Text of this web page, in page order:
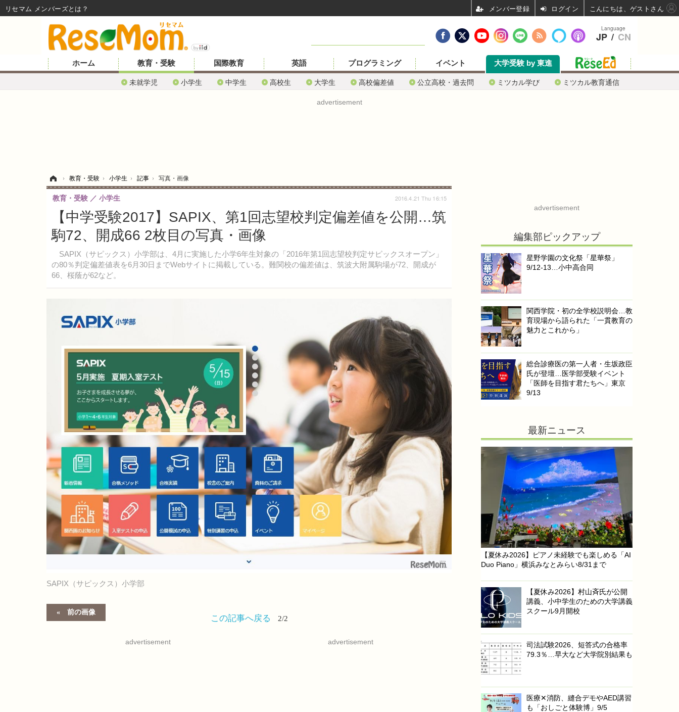
ホーム 教育・受験
未就学児 小学生 中学生 高校生 大学生 高校偏差値 公立高校・過去問 ミツカル学び ミツカル教育通信
国際教育 英語 プログラミング イベント 大学受験 by 東進
advertisement
› 教育・受験 › 小学生 › 記事 › 写真・画像
【中学受験2017】SAPIX、第1回志望校判定偏差値を公開…筑
駒72、開成66 2枚目の写真・画像
SAPIX（サピックス）小学部は、4月に実施した小学6年生対象の「2016年第1回志望校判定サピックスオープン」
の80％判定偏差値表を6月30日までWebサイトに掲載している。難関校の偏差値は、筑波大附属駒場が72、開成が
66、桜蔭が62など。
教育・受験 小学生 2016.4.21 Thu 16:15
SAPIX（サピックス）小学部
前の画像
この記事へ戻る 2/2
advertisement advertisement
advertisement
編集部ピックアップ
星野学園の文化祭「星華祭」
9/12-13…小中高合同
関西学院・初の全学校説明会…教
育現場から語られた「一貫教育の
魅力とこれから」
総合診療医の第一人者・生坂政臣
氏が登壇…医学部受験イベント
「医師を目指す君たちへ」東京
9/13
最新ニュース
【夏休み2026】ピアノ未経験でも楽しめる「AI
Duo Piano」横浜みなとみらい8/31まで
【夏休み2026】村山斉氏が公開
講義、小中学生のための大学講義
スクール9月開校
司法試験2026、短答式の合格率
79.3％…早大など大学院別結果も
医療✕消防、縫合デモやAED講習
も「おしごと体験博」9/5
Language
JP / CN
リセマム メンバーズ ログイン こんにちは、ゲストさん